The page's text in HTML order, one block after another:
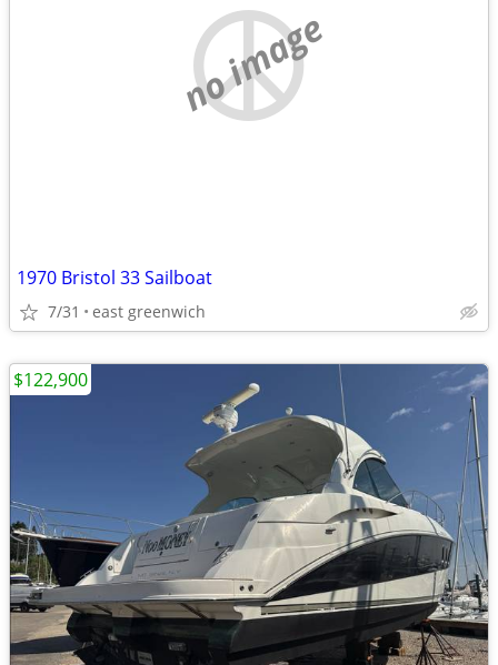
no image
1970 Bristol 33 Sailboat
7/31 east greenwich
$122,900